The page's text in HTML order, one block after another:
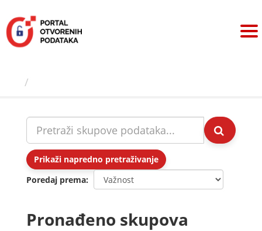
sadržaj
Prikaži napredno pretraživanje
Poredaj prema
Pronađeno skupova